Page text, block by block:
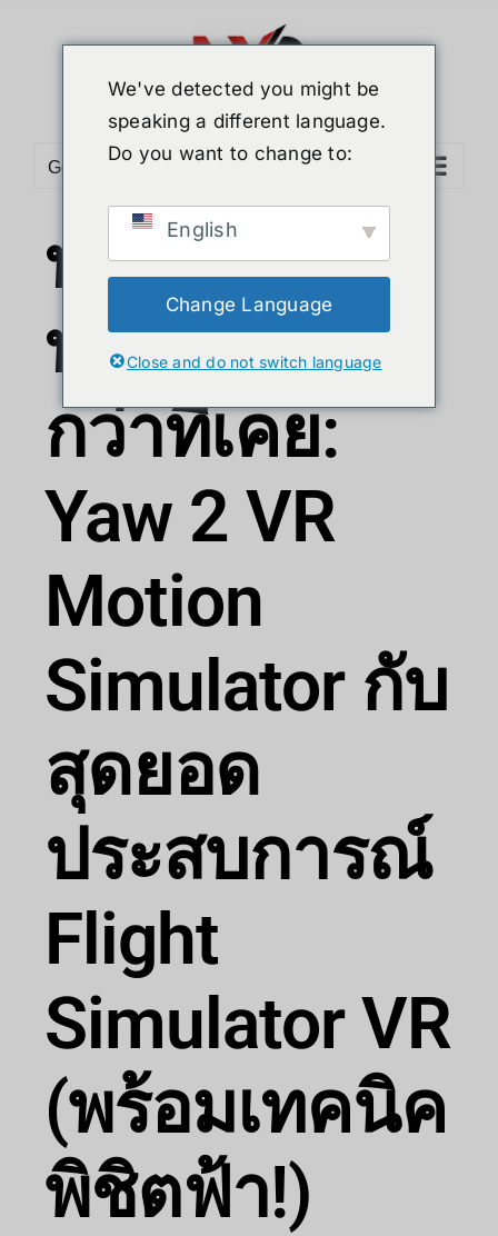
Go to...
ทะยานสู่
ท้องฟ้าจริง
กว่าที่เคย:
Yaw 2 VR
Motion
Simulator กับ
สุดยอด
ประสบการณ์
Flight
Simulator VR
(พร้อมเทคนิค
พิชิตฟ้า!)
We've detected you might be
speaking a different language.
Do you want to change to:
English
Change Language
Close and do not switch language